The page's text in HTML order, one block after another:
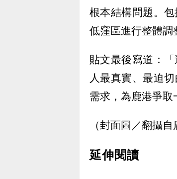
根本結構問題。
低窪區進行整體調
貼文最後寫道：
人最真實、最迫
需求，為鹿港爭取
（封面圖／翻攝自
延伸閱讀